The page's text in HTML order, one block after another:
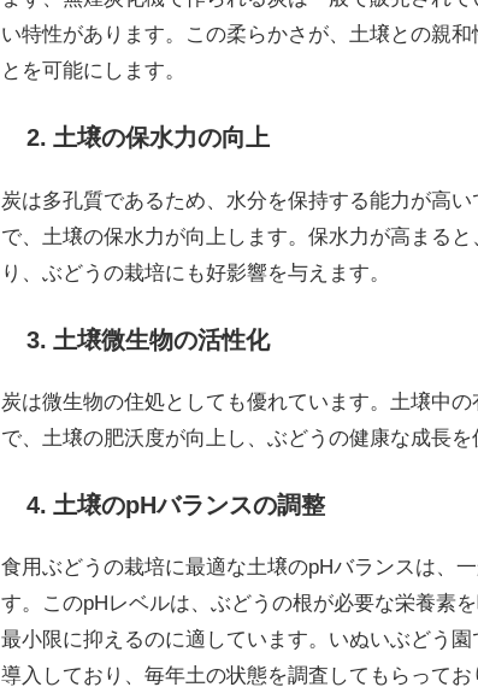
い特性があります。この柔らかさが、土壌との親
とを可能にします。
2. 土壌の保水力の向上
炭は多孔質であるため、水分を保持する能力が高
で、土壌の保水力が向上します。保水力が高まる
り、ぶどうの栽培にも好影響を与えます。
3. 土壌微生物の活性化
炭は微生物の住処としても優れています。土壌中
で、土壌の肥沃度が向上し、ぶどうの健康な成長を
4. 土壌のpHバランスの調整
食用ぶどうの栽培に最適な土壌のpHバランスは、
す。このpHレベルは、ぶどうの根が必要な栄養素
最小限に抑えるのに適しています。いぬいぶどう
導入しており、毎年土の状態を調査してもらって